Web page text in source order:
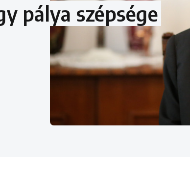
pálya szépsége